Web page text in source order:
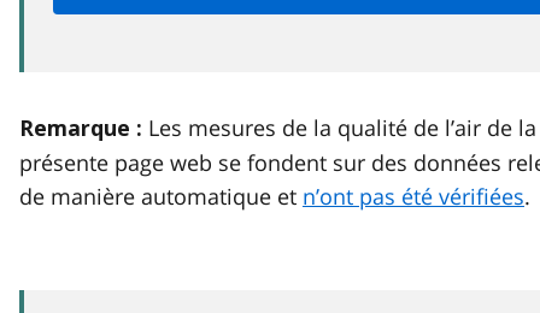
Remarque : Les mesures de la qualité de l’air de la
présente page web se fondent sur des données
de manière automatique et n’ont pas été vérifiées.